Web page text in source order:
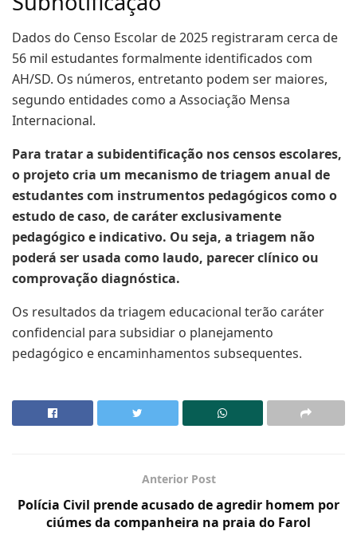
Dados do Censo Escolar de 2025 registraram cerca de
56 mil estudantes formalmente identificados com
AH/SD. Os números, entretanto podem ser maiores,
segundo entidades como a Associação Mensa
Internacional.
Para tratar a subidentificação nos censos escolares,
o projeto cria um mecanismo de triagem anual de
estudantes com instrumentos pedagógicos como o
estudo de caso, de caráter exclusivamente
pedagógico e indicativo. Ou seja, a triagem não
poderá ser usada como laudo, parecer clínico ou
comprovação diagnóstica.
Os resultados da triagem educacional terão caráter
confidencial para subsidiar o planejamento
pedagógico e encaminhamentos subsequentes.
Anterior Post
Polícia Civil prende acusado de agredir homem por
ciúmes da companheira na praia do Farol